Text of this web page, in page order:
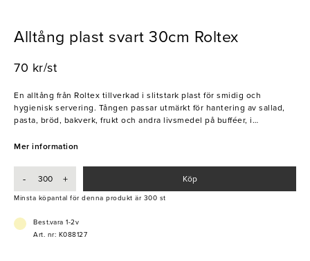
Alltång plast svart 30cm Roltex
70 kr/st
En alltång från Roltex tillverkad i slitstark plast för smidig och
hygienisk servering. Tången passar utmärkt för hantering av sallad,
pasta, bröd, bakverk, frukt och andra livsmedel på bufféer, i
ergonomiska greppet gör tången bekväm att använda under hela
- Tillverkad i slitstark plast
- Lätt och ergonomisk design
Mer information
- + Köp
Minsta köpantal för denna produkt är 300 st
Best.vara 1-2v
Art. nr: K088127